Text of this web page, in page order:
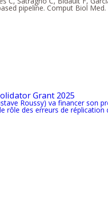
pipeline. Comput Biol Med.
Grant 2025
Roussy) va financer
rôle des erreurs de